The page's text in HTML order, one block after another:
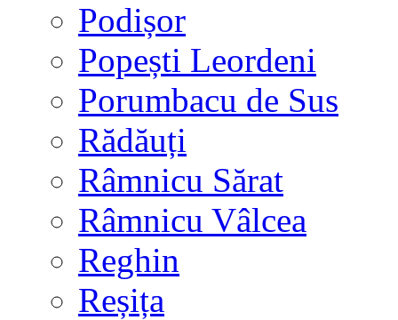
Podișor
Popești Leordeni
Porumbacu de Sus
Rădăuți
Râmnicu Sărat
Râmnicu Vâlcea
Reghin
Reșița